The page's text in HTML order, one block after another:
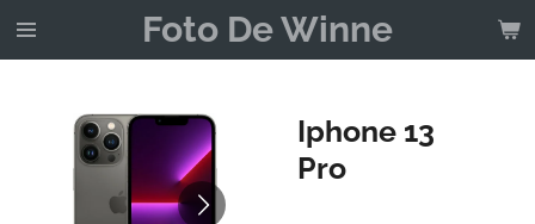
Ga
hoofdinhoud
Foto De Winne
Iphone 13
Pro